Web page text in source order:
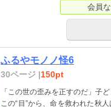
会員
ふるやモノノ怪6
30ページ |150pt
「この世の歪みを正すのだ」子
この“目”から、命を救われた秋